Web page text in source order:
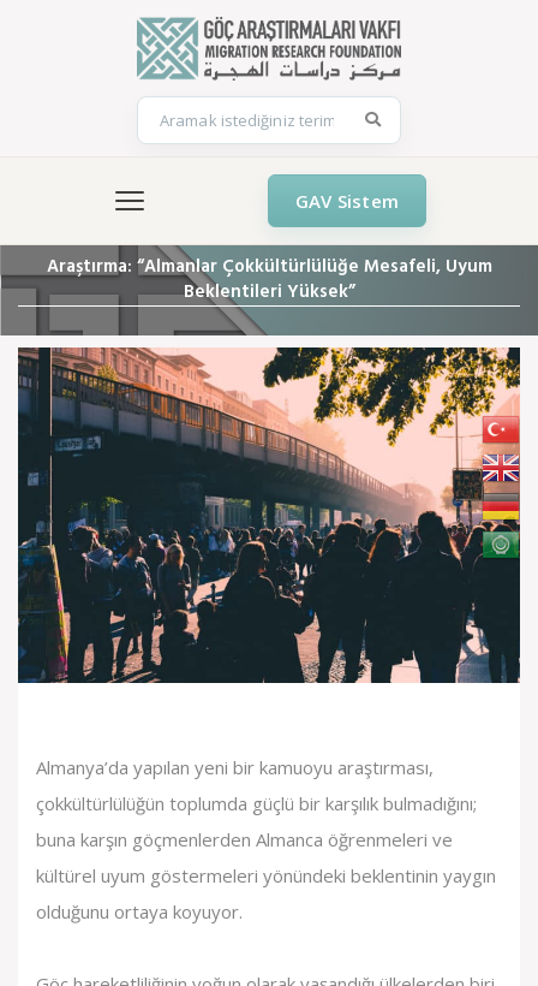
GAV Sistem
Araştırma: “Almanlar Çokkültürlülüğe Mesafeli, Uyum
Beklentileri Yüksek”
Almanya’da yapılan yeni bir kamuoyu araştırması,
çokkültürlülüğün toplumda güçlü bir karşılık bulmadığını;
buna karşın göçmenlerden Almanca öğrenmeleri ve
kültürel uyum göstermeleri yönündeki beklentinin yaygın
olduğunu ortaya koyuyor.